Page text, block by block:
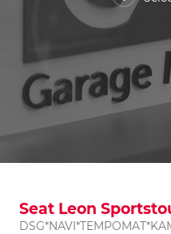
Seat Leon